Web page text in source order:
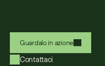
Guardalo in azione
Contattaci